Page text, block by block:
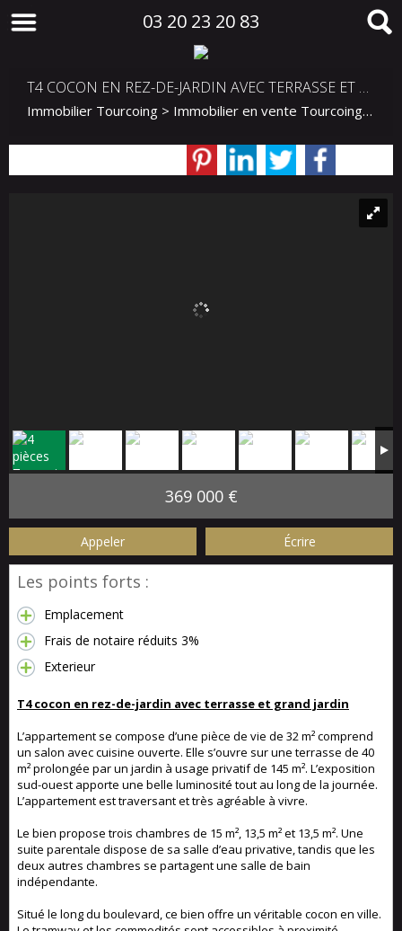
03 20 23 20 83
T4 COCON EN REZ-DE-JARDIN AVEC TERRASSE ET GRAND JARDIN
Immobilier Tourcoing > Immobilier en vente Tourcoing >
369 000 €
Appeler Écrire
Les points forts :
Emplacement
Frais de notaire réduits 3%
Exterieur
T4 cocon en rez-de-jardin avec terrasse et grand jardin
L’appartement se compose d’une pièce de vie de 32 m² comprend
un salon avec cuisine ouverte. Elle s’ouvre sur une terrasse de 40
m² prolongée par un jardin à usage privatif de 145 m². L’exposition
sud-ouest apporte une belle luminosité tout au long de la journée.
L’appartement est traversant et très agréable à vivre.
Le bien propose trois chambres de 15 m², 13,5 m² et 13,5 m². Une
suite parentale dispose de sa salle d’eau privative, tandis que les
deux autres chambres se partagent une salle de bain
indépendante.
Situé le long du boulevard, ce bien offre un véritable cocon en ville.